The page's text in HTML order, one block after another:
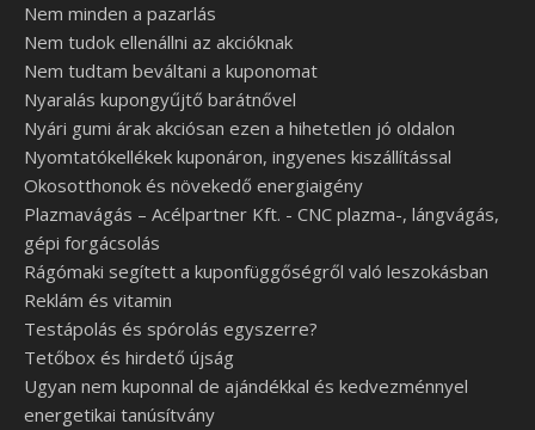
Nem minden a pazarlás
Nem tudok ellenállni az akcióknak
Nem tudtam beváltani a kuponomat
Nyaralás kupongyűjtő barátnővel
Nyári gumi árak akciósan ezen a hihetetlen jó oldalon
Nyomtatókellékek kuponáron, ingyenes kiszállítással
Okosotthonok és növekedő energiaigény
Plazmavágás – Acélpartner Kft. - CNC plazma-, lángvágás,
gépi forgácsolás
Rágómaki segített a kuponfüggőségről való leszokásban
Reklám és vitamin
Testápolás és spórolás egyszerre?
Tetőbox és hirdető újság
Ugyan nem kuponnal de ajándékkal és kedvezménnyel
energetikai tanúsítvány